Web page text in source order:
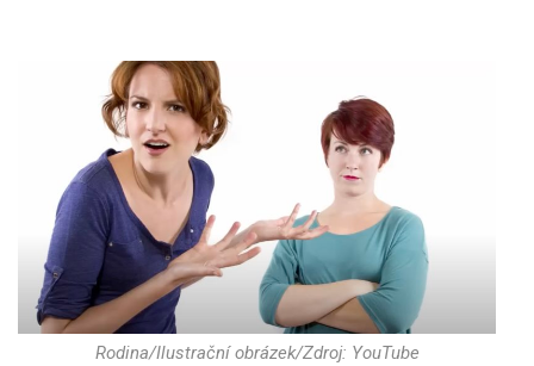
Rodina/Ilustrační obrázek/Zdroj: YouTube